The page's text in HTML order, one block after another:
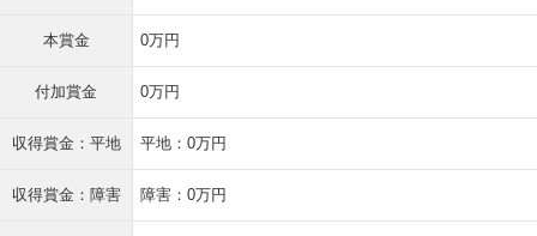
本賞金 0万円
付加賞金 0万円
収得賞金：平地 平地：0万円
収得賞金：障害 障害：0万円